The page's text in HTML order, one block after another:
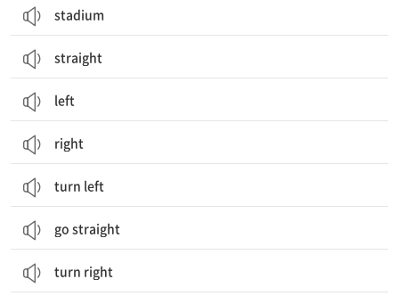
stadium
straight
left
right
turn left
go straight
turn right